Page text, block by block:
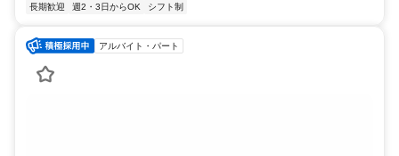
長期歓迎
週2・3日からOK シフト制
アルバイト・パート